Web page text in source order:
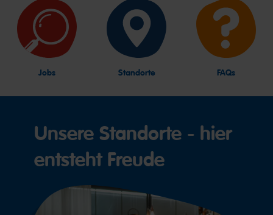
Jobs Standorte FAQs
Unsere Standorte - hier
entsteht Freude